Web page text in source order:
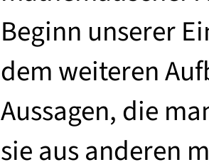
Beginn unserer
dem weiteren
Aussagen, die
sie aus anderen